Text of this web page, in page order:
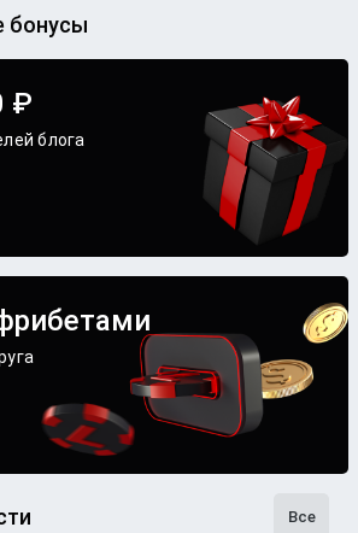
бонусы
₽
блога
Все